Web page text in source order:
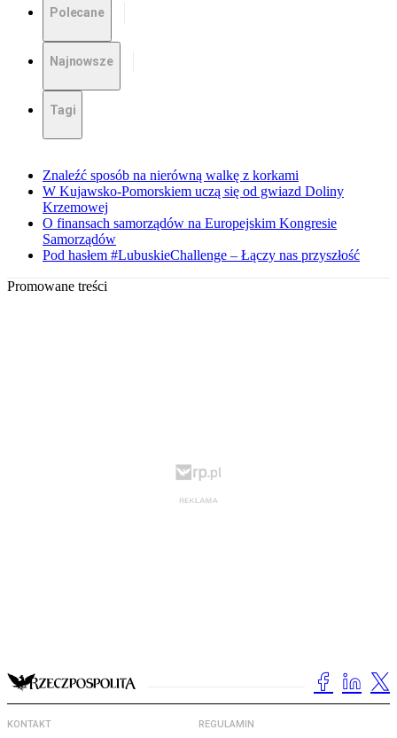
Polecane
Najnowsze
Tagi
Znaleźć sposób na nierówną walkę z korkami
W Kujawsko-Pomorskiem uczą się od gwiazd Doliny
Krzemowej
O finansach samorządów na Europejskim Kongresie
Samorządów
Pod hasłem #LubuskieChallenge – Łączy nas przyszłość
Promowane treści
KONTAKT REGULAMIN